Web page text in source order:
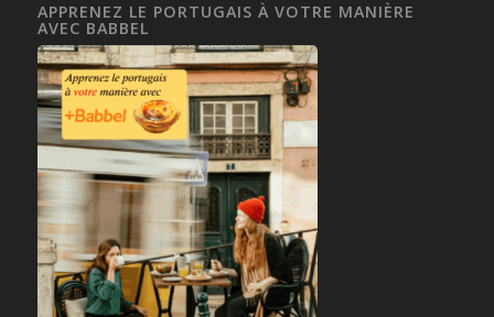
APPRENEZ LE PORTUGAIS À VOTRE MANIÈRE
AVEC BABBEL